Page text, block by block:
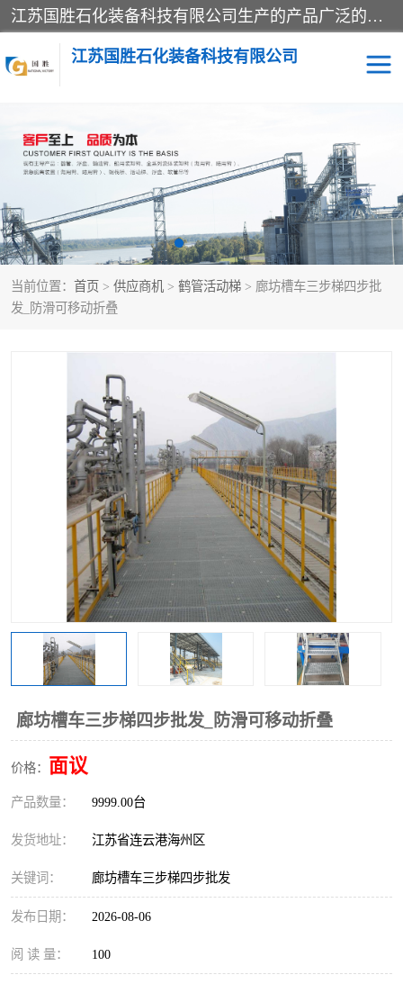
江苏国胜石化装备科技有限公司生产的产品广泛的应用于石油、石化等行业中，产品种类齐全，其中包括装卸鹤管、汽车鹤管、火车鹤管、装车鹤管、卸车鹤管、上装鹤管、下装鹤管、lng鹤管、发油鹤管、液氨鹤管、液化气鹤管等，我们生产的产品质量上乘，价格实惠，服务好，买鹤管就到国胜石化装备！
江苏国胜石化装备科技有限公司
当前位置： 首页 > 供应商机 > 鹤管活动梯 > 廊坊槽车三步梯四步批
发_防滑可移动折叠
廊坊槽车三步梯四步批发_防滑可移动折叠
价格： 面议
产品数量： 9999.00台
发货地址： 江苏省连云港海州区
关键词： 廊坊槽车三步梯四步批发
发布日期： 2026-08-06
阅 读 量： 100
输油臂 鹤管活动梯